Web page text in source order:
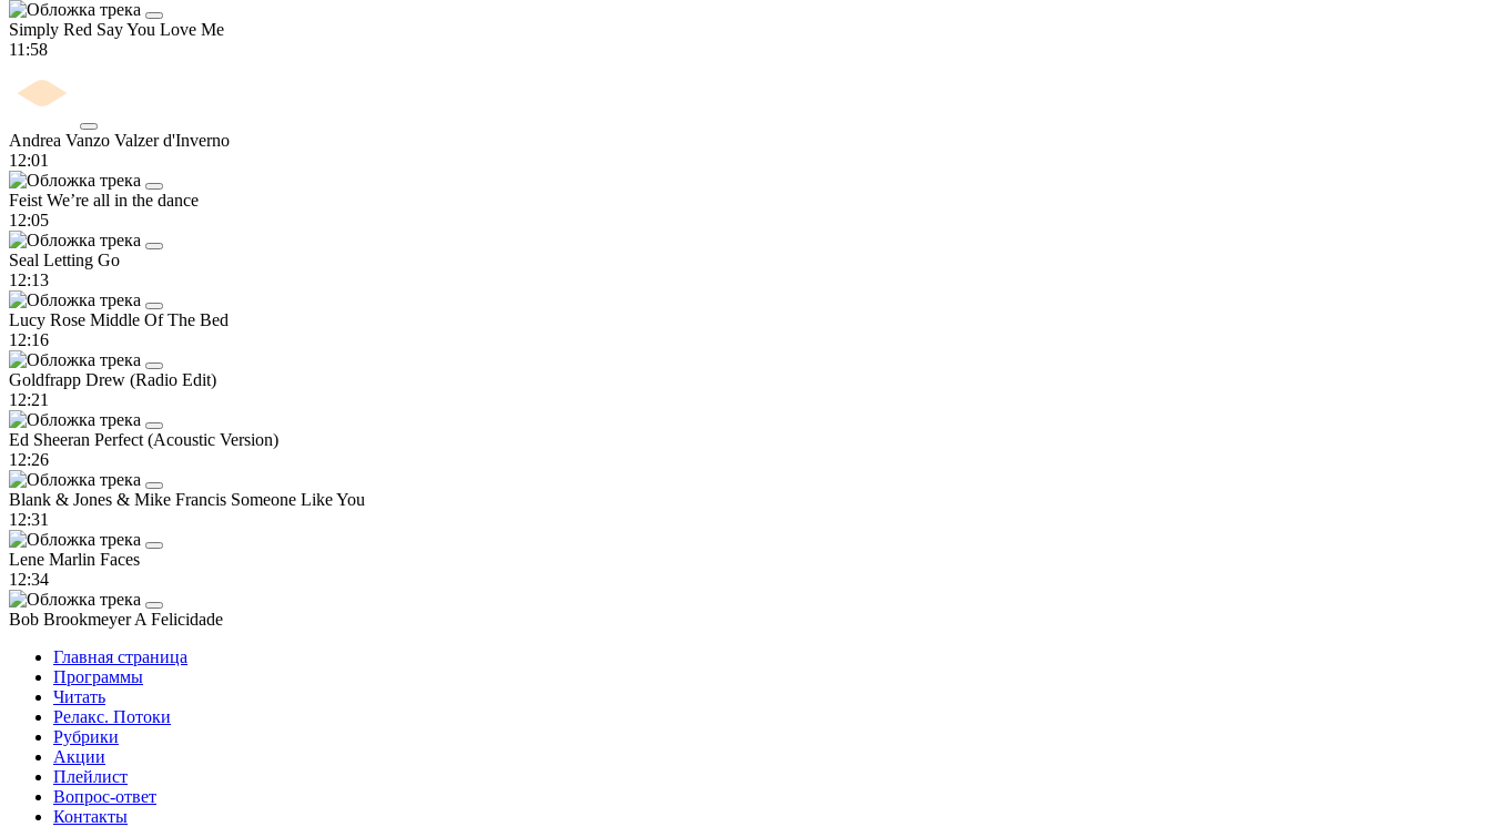
Simply Red Say You Love Me
11:58
Andrea Vanzo Valzer d'Inverno
12:01
Feist We’re all in the dance
12:05
Seal Letting Go
12:13
Lucy Rose Middle Of The Bed
12:16
Goldfrapp Drew (Radio Edit)
12:21
Ed Sheeran Perfect (Acoustic Version)
12:26
Blank & Jones & Mike Francis Someone Like You
12:31
Lene Marlin Faces
12:34
Bob BrookmeyerA Felicidade
Главная страница
Программы
Читать
Релакс. Потоки
Рубрики
Акции
Плейлист
Вопрос-ответ
Контакты